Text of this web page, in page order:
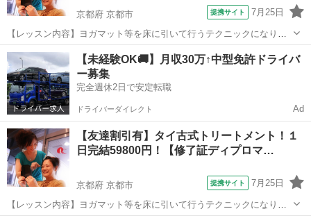
京都府 京都市 提携サイト 7月25日
【レッスン内容】ヨガマット等を床に引いて行うテクニックになりま
す。レッスンは学科と実技を行い、体感して頂きます。お客様は洋服
を脱がずそのまま行います。お客様へ圧をゆっくり加えながら押して
いくテクニックと、ヨガの要素を兼ね備え...
京都 京都市 マッサージ
【未経験OK🚚】月収30万↑中型免許ドライバ
ー募集
完全週休2日で安定転職
ドライバーダイレクト Ad
【友達割引有】タイ古式トリートメント！１
日完結59800円！【修了証ディプロマ…
京都府 京都市 提携サイト 7月25日
【レッスン内容】ヨガマット等を床に引いて行うテクニックになりま